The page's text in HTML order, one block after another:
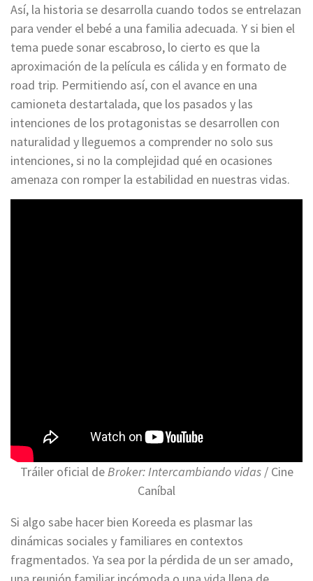
Así, la historia se desarrolla cuando todos se entrelazan
para vender el bebé a una familia adecuada. Y si bien el
tema puede sonar escabroso, lo cierto es que la
aproximación de la película es cálida y en formato de
road trip. Permitiendo así, con el avance en una
camioneta destartalada, que los pasados y las
intenciones de los protagonistas se desarrollen con
naturalidad y lleguemos a comprender no solo sus
intenciones, si no la complejidad qué en ocasiones
amenaza con romper la estabilidad en nuestras vidas.
Tráiler oficial deBroker: Intercambiando vidas/ Cine
Caníbal
Si algo sabe hacer bien Koreeda es plasmar las
dinámicas sociales y familiares en contextos
fragmentados. Ya sea por la pérdida de un ser amado,